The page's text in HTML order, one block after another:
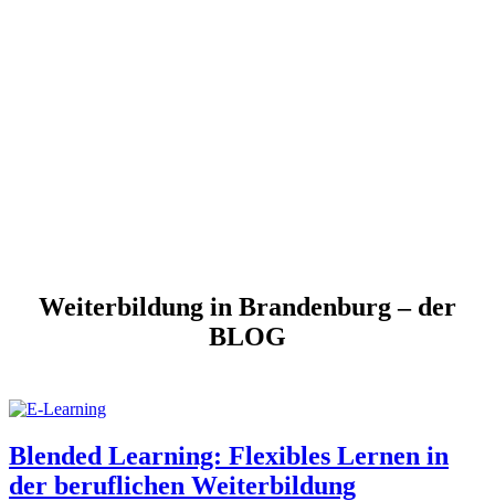
Weiterbildung in Brandenburg – der
BLOG
Blended Learning: Flexibles Lernen in
der beruflichen Weiterbildung